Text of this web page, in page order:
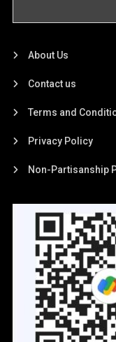
About Us
Contact us
Terms and
Privacy Policy
Non-Partisanship